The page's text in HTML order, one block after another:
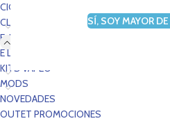
SÍ, SOY MAYOR DE
CIG. E-PEN STYLE
CLAROMIZADORES
E-LÍQUIDOS
E LIQUIDS PORTADA
KITS VAPEO
MODS
NOVEDADES
OUTET PROMOCIONES